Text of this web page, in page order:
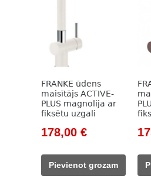
FRANKE ūdens
maisītājs ACTIVE-
PLUS magnolija ar
fiksētu uzgali
Original
was:
237,00 €.
178,00 €Current
178,00 €.
Pievienot grozam